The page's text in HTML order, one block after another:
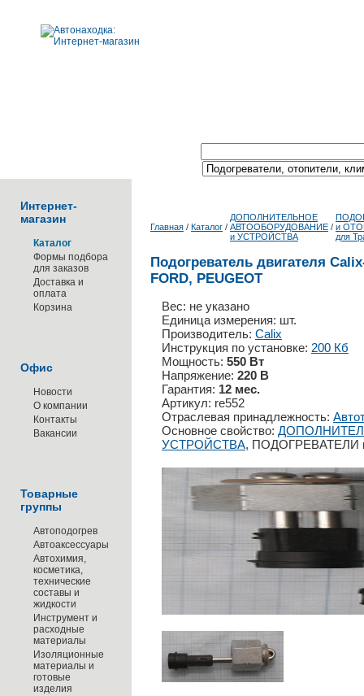
Интернет-
магазин
Каталог
Формы подбора
для заказов
Доставка и
оплата
Корзина
Офис
Новости
О компании
Контакты
Вакансии
Товарные
группы
Автоподогрев
Автоаксессуары
Автохимия,
косметика,
технические
составы и
жидкости
Инструмент и
расходные
материалы
Изоляционные
материалы и
готовые
изделия
Главная / Каталог /
ДОПОЛНИТЕЛЬНОЕ
АВТООБОРУДОВАНИЕ
и УСТРОЙСТВА
/ и
для
Подогреватель двигателя
FORD, PEUGEOT
Вес: не указано
Единица измерения: шт.
Производитель: Calix
Инструкция по установке: 200 Кб
Мощность: 550 Вт
Напряжение: 220 В
Гарантия: 12 мес.
Артикул: re552
Отраслевая принадлежность:
Основное свойство:
УСТРОЙСТВА, ПОДОГРЕВАТЕЛИ